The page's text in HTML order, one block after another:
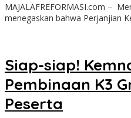
MAJALAFREFORMASI.com –
menegaskan bahwa Perjanjian
Siap-siap!
Pembinaan K3
Peserta